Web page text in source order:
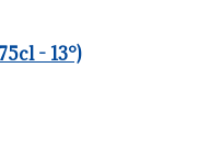
- 13°)